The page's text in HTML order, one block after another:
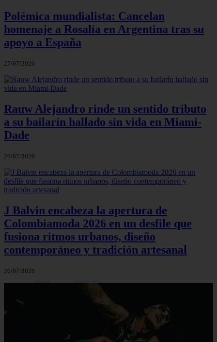
Polémica mundialista: Cancelan
homenaje a Rosalía en Argentina tras su
apoyo a España
27/07/2026
Rauw Alejandro rinde un sentido tributo
a su bailarín hallado sin vida en Miami-
Dade
26/07/2026
J Balvin encabeza la apertura de
Colombiamoda 2026 en un desfile que
fusiona ritmos urbanos, diseño
contemporáneo y tradición artesanal
26/07/2026